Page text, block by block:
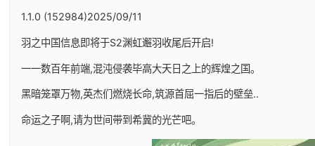
1.1.0 (152984)2025/09/11
羽之中国信息即将于S2渊虹邂羽收尾后开启!
一一数百年前端,混沌侵袭毕高大天日之上的辉煌之国。
黑暗笼罩万物,英杰们燃烧长命,筑源首屈一指后的壁垒..
命运之子啊,请为世间带到希冀的光芒吧。